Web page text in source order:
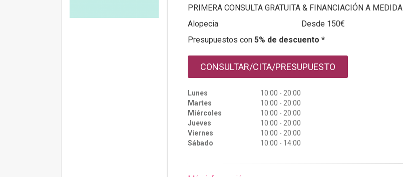
PRIMERA CONSULTA GRATUITA & FINANCIACIÓN A MEDIDA
Alopecia
Desde 150€
Presupuestos con 5% de descuento *
CONSULTAR/CITA/PRESUPUESTO
Lunes
10:00 - 20:00
Martes
10:00 - 20:00
Miércoles
10:00 - 20:00
Jueves
10:00 - 20:00
Viernes
10:00 - 20:00
Sábado
10:00 - 14:00